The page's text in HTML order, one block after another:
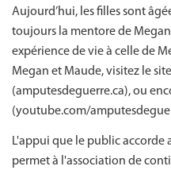
Aujourd’hui, les filles sont
toujours la mentore de
expérience de vie à celle de
Megan et Maude, visitez le
(amputesdeguerre.ca), ou
(youtube.com/
L'appui que le public accorde
permet à l'association de